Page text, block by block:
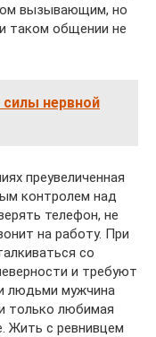
вызывающим, но
таком общении не
нервной
преувеличенная
контролем над
телефон, не
на работу. При
со
и требуют
людьми мужчина
только любимая
Жить с ревнивцем